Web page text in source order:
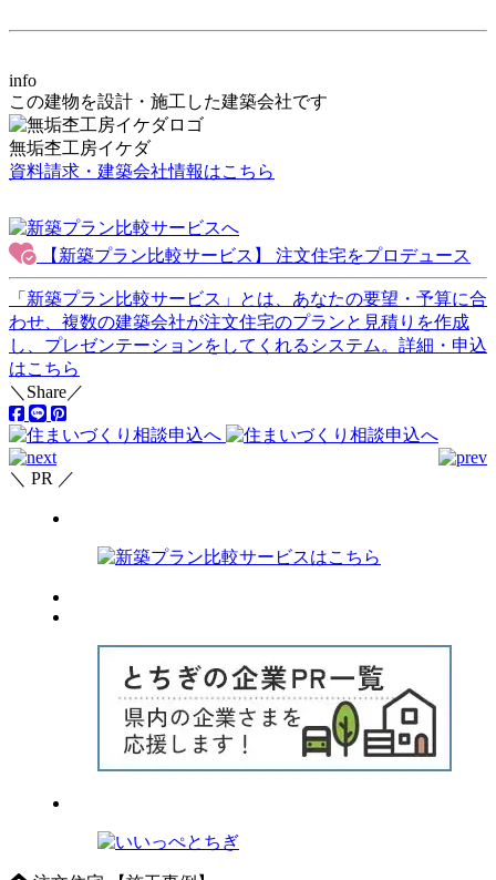
info
この建物を設計・施工 した建築会社です
無垢杢工房イケダ
資料請求・建築会社情報はこちら
【新築プラン比較サービス】 注文住宅をプロデュース
「新築プラン比較サービス」とは、あなたの要望・予算に合
わせ、 複数の建築会社が注文住宅のプランと見積りを作成
し、プレゼンテーションをしてくれるシステム。 詳細・申込
はこちら
＼Share／
＼ PR ／